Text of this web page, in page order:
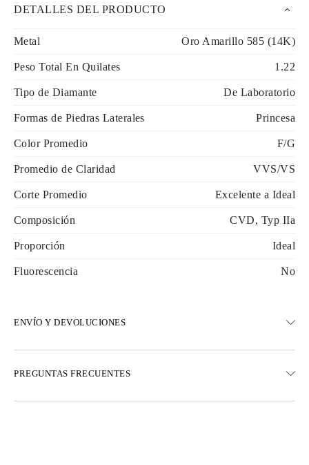
DETALLES DEL PRODUCTO
Metal Oro Amarillo 585 (14K)
Peso Total En Quilates 1.22
Tipo de Diamante De Laboratorio
Formas de Piedras Laterales Princesa
Color Promedio F/G
Promedio de Claridad VVS/VS
Corte Promedio Excelente a Ideal
Composición CVD, Typ IIa
Proporción Ideal
Fluorescencia No
ENVÍO Y DEVOLUCIONES
Opciones de entrega exprés también están disponibles
PREGUNTAS FRECUENTES